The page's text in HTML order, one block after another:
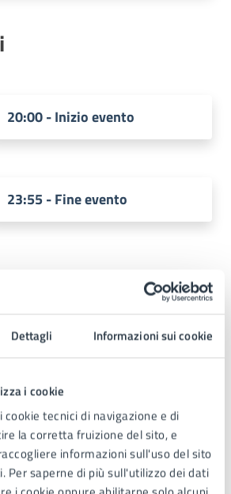
Dettagli Informazioni sui cookie
i cookie
tecnici di navigazione e di
la corretta fruizione del sito, e
informazioni sull'uso del sito
Per saperne di più sull'utilizzo dei dati
20:00 - Inizio evento
23:55 - Fine evento